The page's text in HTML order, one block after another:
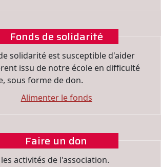
Fonds de solidarité
solidarité est susceptible d'aider
issu de notre école en difficulté
sous forme de don.
Alimenter le fonds
Faire un don
activités de l'association.